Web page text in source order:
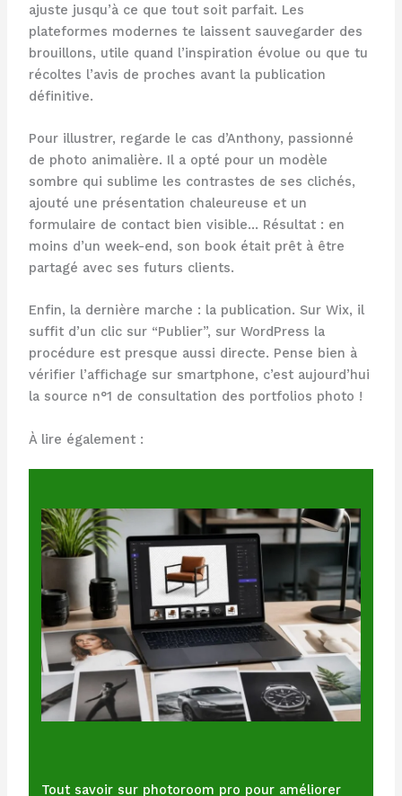
ajuste jusqu’à ce que tout soit parfait. Les
plateformes modernes te laissent sauvegarder des
brouillons, utile quand l’inspiration évolue ou que tu
récoltes l’avis de proches avant la publication
définitive.
Pour illustrer, regarde le cas d’Anthony, passionné
de photo animalière. Il a opté pour un modèle
sombre qui sublime les contrastes de ses clichés,
ajouté une présentation chaleureuse et un
formulaire de contact bien visible… Résultat : en
moins d’un week-end, son book était prêt à être
partagé avec ses futurs clients.
Enfin, la dernière marche : la publication. Sur Wix, il
suffit d’un clic sur “Publier”, sur WordPress la
procédure est presque aussi directe. Pense bien à
vérifier l’affichage sur smartphone, c’est aujourd’hui
la source n°1 de consultation des portfolios photo !
À lire également :
Tout savoir sur photoroom pro pour améliorer